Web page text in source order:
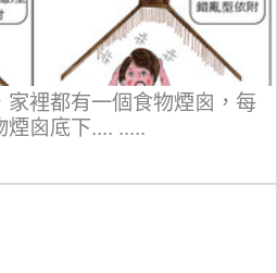
家裡都有一個食物煙囪，每
囪底下.... .....